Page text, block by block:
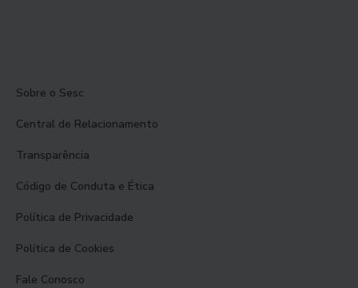
Sobre o Sesc
Central de Relacionamento
Transparência
Código de Conduta e Ética
Política de Privacidade
Política de Cookies
Fale Conosco